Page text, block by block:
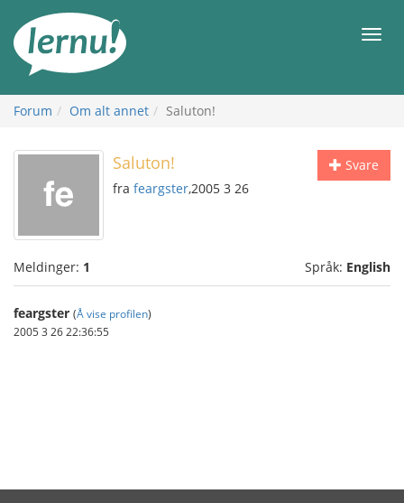
innholdet
Meny
Forum Om alt annet Saluton!
Svare
Saluton!
fra feargster,2005 3 26
Meldinger: 1 Språk: English
feargster (Å vise profilen)
2005 3 26 22:36:55